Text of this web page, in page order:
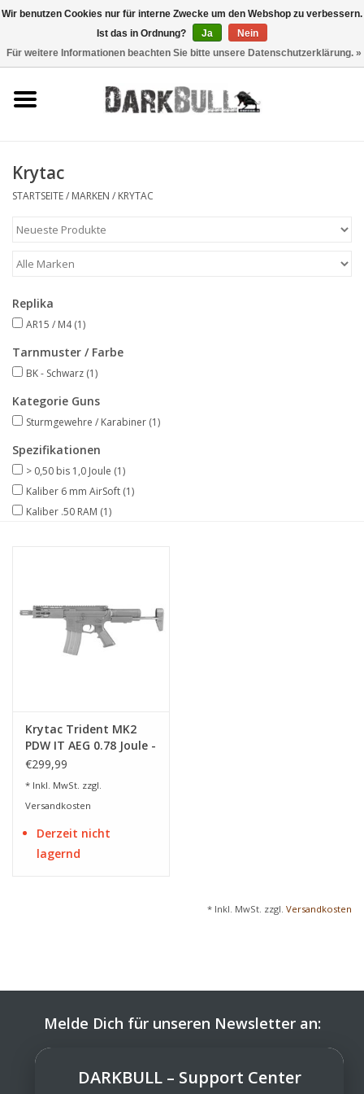
Schiesstraining
taktische Ausrüstung
Optiken & Laser
Marken
Krytac
STARTSEITE/ MARKEN / KRYTAC
Replika
AR15 / M4(1)
Tarnmuster / Farbe
BK - Schwarz (1)
Kategorie Guns
Sturmgewehre / Karabiner (1)
Spezifikationen
> 0,50 bis 1,0 Joule (1)
Kaliber 6 mm AirSoft (1)
Kaliber .50 RAM (1)
Krytac Trident MK2
PDW IT AEG 0.78 Joule -
BK
€299,99
* Inkl. MwSt. zzgl.
Versandkosten
Derzeit nicht
lagernd
* Inkl. MwSt. zzgl. Versandkosten
Melde Dich für unseren Newsletter an:
Wir benutzen Cookies nur für interne Zwecke um den Webshop zu verbessern.
Ist das in Ordnung?
Ja
Nein
Für weitere Informationen beachten Sie bitte unsere Datenschutzerklärung. »
DARKBULL – Support Center